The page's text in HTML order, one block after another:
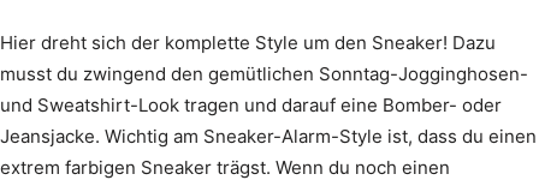
Hier dreht sich der komplette Style um den Sneaker! Dazu
musst du zwingend den gemütlichen Sonntag-Jogginghosen-
und Sweatshirt-Look tragen und darauf eine Bomber- oder
Jeansjacke. Wichtig am Sneaker-Alarm-Style ist, dass du einen
extrem farbigen Sneaker trägst. Wenn du noch einen